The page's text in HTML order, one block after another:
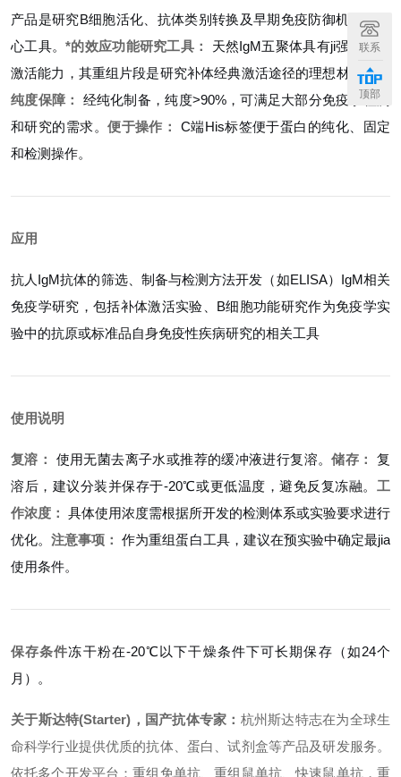
产品是研究B细胞活化、抗体类别转换及早期免疫防御机制的核
心工具。*的效应功能研究工具：
天然IgM五聚体具有ji强的补体
激活能力，其重组片段是研究补体经典激活途径的理想材料。高
纯度保障：
经纯化制备，纯度>90%，可满足大部分免疫学检测
和研究的需求。便于操作：
C端His标签便于蛋白的纯化、固定
和检测操作。
应用
抗人IgM抗体的筛选、制备与检测方法开发（如ELISA） IgM相关
免疫学研究，包括补体激活实验、B细胞功能研究作为免疫学实
验中的抗原或标准品自身免疫性疾病研究的相关工具
使用说明
复溶： 使用无菌去离子水或推荐的缓冲液进行复溶。储存：
复
溶后，建议分装并保存于-20℃或更低温度，避免反复冻融。 工
作浓度： 具体使用浓度需根据所开发的检测体系或实验要求进行
优化。注意事项： 作为重组蛋白工具，建议在预实验中确定最jia
使用条件。
保存条件冻干粉在-20℃以下干燥条件下可长期保存（如24个
月）。
关于斯达特(Starter)，国产抗体专家： 杭州斯达特志在为全球生
命科学行业提供优质的抗体、蛋白、试剂盒等产品及研发服务。
依托多个开发平台：重组免单抗、重组鼠单抗、快速鼠单抗，重
联系
顶部